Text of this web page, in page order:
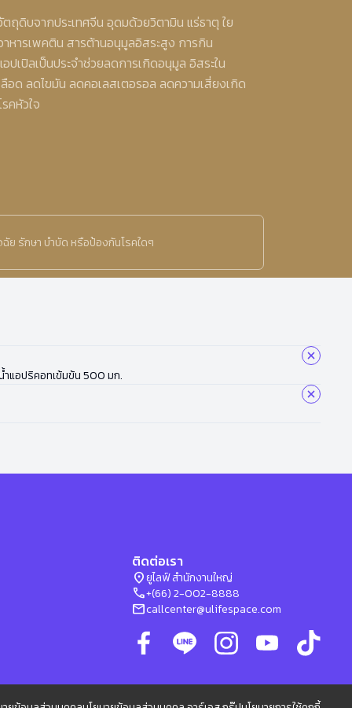
ตถุดิบจากประเทศจีน อุดมด้วยวิตามิน แร่ธาตุ ใย
าหารเพคติน สารต้านอนุมูลอิสระสูง การกิน
อปเปิลเป็นประจำช่วยลดการเกิดอนุมูล อิสระใน
ลือด ลดไขมัน ลดคอเลสเตอรอล ลดความเสี่ยงเกิด
รคหัวใจ
ย รักษา บำบัด หรือป้องกันโรคใดๆ
ำแอปริคอทเข้มข้น 500 มก.
ติดต่อเรา
location_onยูไลฟ์ สำนักงานใหญ่
phone+(66) 2-002-8888
mailcallcenter@ulifespace.com